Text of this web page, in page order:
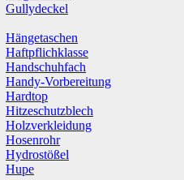
Gullydeckel
Hängetaschen
Haftpflichklasse
Handschuhfach
Handy-Vorbereitung
Hardtop
Hitzeschutzblech
Holzverkleidung
Hosenrohr
Hydrostößel
Hupe